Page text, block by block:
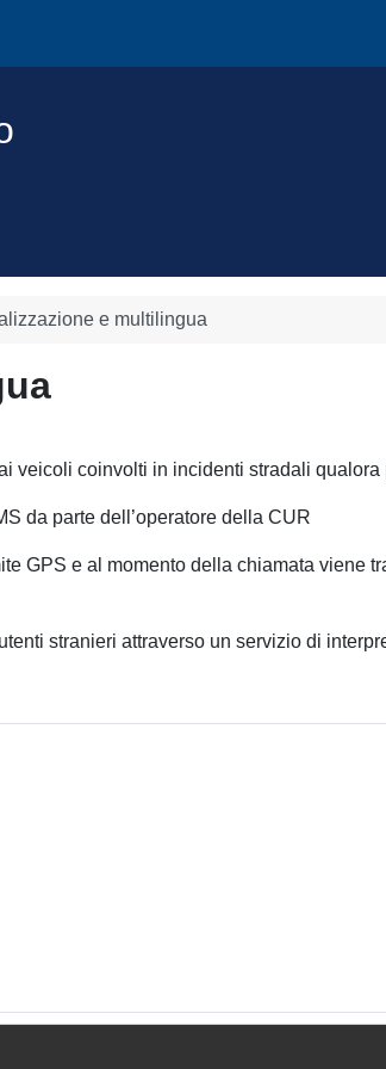
e multilingua
veicoli coinvolti in incidenti stradali
da parte dell’operatore della CUR
GPS e al momento della chiamata viene
stranieri attraverso un servizio di